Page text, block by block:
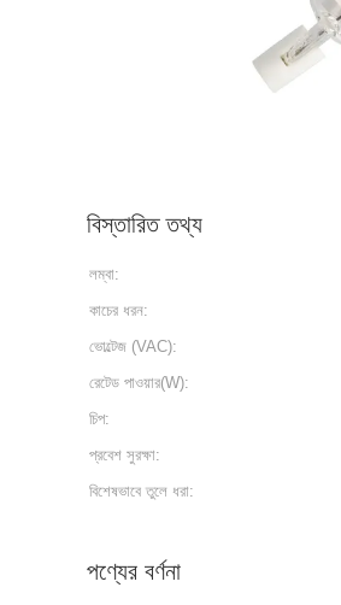
বিস্তারিত তথ্য
লম্বা:
কাচের ধরন:
ভোল্টেজ (VAC):
রেটেড পাওয়ার(W):
চিপ:
প্রবেশ সুরক্ষা:
বিশেষভাবে তুলে ধরা:
পণ্যের বর্ণনা